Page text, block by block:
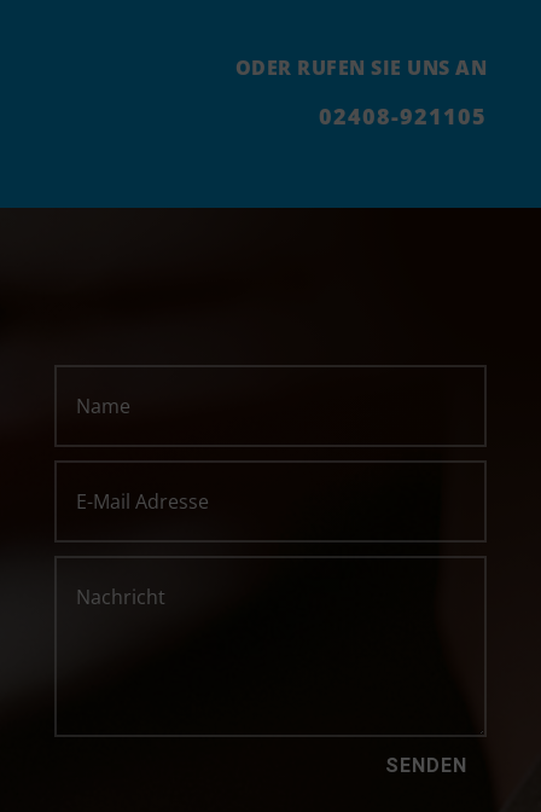
ODER RUFEN SIE UNS AN
02408-921105
SENDEN